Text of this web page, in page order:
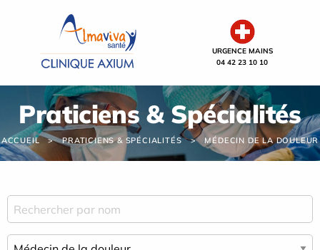
URGENCE MAINS
04 42 23 10 10
Praticiens & Spécialités
ACCUEIL PRATICIENS & SPÉCIALITÉS MÉDECIN DE LA DOULEUR